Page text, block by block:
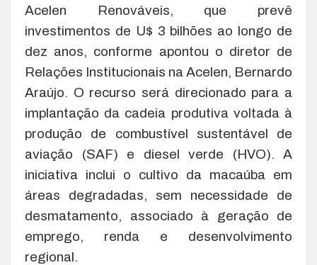
Acelen Renováveis, que prevê
investimentos de U$ 3 bilhões ao longo de
dez anos, conforme apontou o diretor de
Relações Institucionais na Acelen, Bernardo
Araújo. O recurso será direcionado para a
implantação da cadeia produtiva voltada à
produção de combustível sustentável de
aviação (SAF) e diesel verde (HVO). A
iniciativa inclui o cultivo da macaúba em
áreas degradadas, sem necessidade de
desmatamento, associado à geração de
emprego, renda e desenvolvimento
regional.